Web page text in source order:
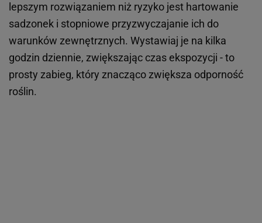
lepszym rozwiązaniem niż ryzyko jest hartowanie
sadzonek i stopniowe przyzwyczajanie ich do
warunków zewnętrznych. Wystawiaj je na kilka
godzin dziennie, zwiększając czas ekspozycji - to
prosty zabieg, który znacząco zwiększa odporność
roślin.